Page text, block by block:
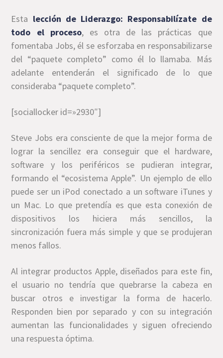
Esta lección de Liderazgo: Responsabilízate de
todo el proceso, es otra de las prácticas que
fomentaba Jobs, él se esforzaba en responsabilizarse
del “paquete completo” como él lo llamaba. Más
adelante entenderán el significado de lo que
consideraba “paquete completo”.
[sociallocker id=»2930″]
Steve Jobs era consciente de que la mejor forma de
lograr la sencillez era conseguir que el hardware,
software y los periféricos se pudieran integrar,
formando el “ecosistema Apple”. Un ejemplo de ello
puede ser un iPod conectado a un software iTunes y
un Mac. Lo que pretendía es que esta conexión de
dispositivos los hiciera más sencillos, la
sincronización fuera más simple y que se produjeran
menos fallos.
Al integrar productos Apple, diseñados para este fin,
el usuario no tendría que quebrarse la cabeza en
buscar otros e investigar la forma de hacerlo.
Responden bien por separado y con su integración
aumentan las funcionalidades y siguen ofreciendo
una respuesta óptima.